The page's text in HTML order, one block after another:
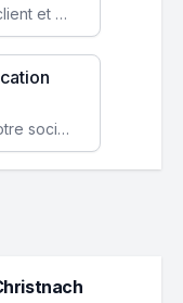
Augmentez l’engagement client et simplifiez vos processus avec une application mobile sur mesure, disponible sur iOS et Android.
Améliorez l'efficacité de votre société avec une application web personnalisée accessible partout et tout le temps.